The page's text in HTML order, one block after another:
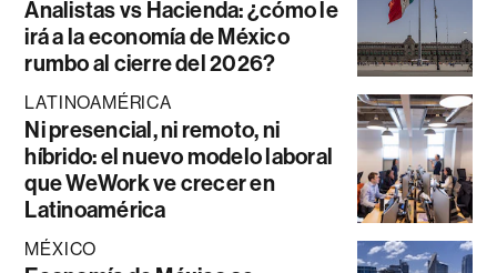
Analistas vs Hacienda: ¿cómo le
irá a la economía de México
rumbo al cierre del 2026?
LATINOAMÉRICA
Ni presencial, ni remoto, ni
híbrido: el nuevo modelo laboral
que WeWork ve crecer en
Latinoamérica
MÉXICO